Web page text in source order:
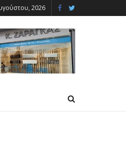
2026